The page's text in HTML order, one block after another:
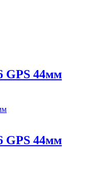
GPS 44мм
GPS 44мм